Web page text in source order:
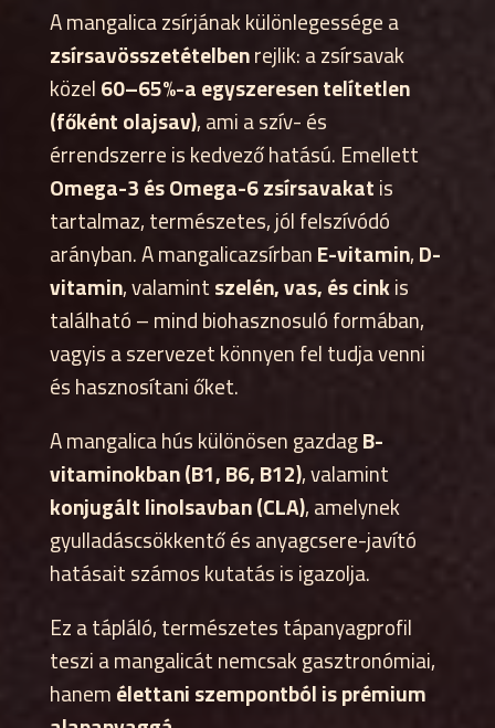
A mangalica zsírjának különlegessége a
zsírsavösszetételbenrejlik: a zsírsavak
közel60–65%-a egyszeresen telítetlen
(főként olajsav), ami a szív- és
érrendszerre is kedvező hatású. Emellett
Omega-3 és Omega-6 zsírsavakatis
tartalmaz, természetes, jól felszívódó
arányban. A mangalicazsírbanE-vitamin,D-
vitamin, valamintszelén, vas, és cinkis
található – mind biohasznosuló formában,
vagyis a szervezet könnyen fel tudja venni
és hasznosítani őket.
A mangalica hús különösen gazdagB-
vitaminokban (B1, B6, B12), valamint
konjugált linolsavban (CLA), amelynek
gyulladáscsökkentő és anyagcsere-javító
hatásait számos kutatás is igazolja.
Ez a tápláló, természetes tápanyagprofil
teszi a mangalicát nemcsak gasztronómiai,
hanemélettani szempontból is prémium